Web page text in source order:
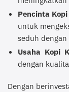
Pencinta
untuk
seduh
Usaha Kopi
dengan
Dengan